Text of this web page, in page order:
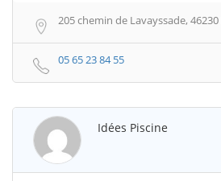
205 chemin de Lavayssade,
05 65 23 84 55
Idées Piscine